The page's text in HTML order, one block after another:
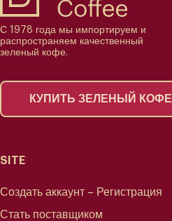
С 1978 года мы импортируем и
распространяем качественный
зеленый кофе.
КУПИТЬ ЗЕЛЕНЫЙ КОФЕ
SITE
Создать аккаунт – Регистрация
Стать поставщиком